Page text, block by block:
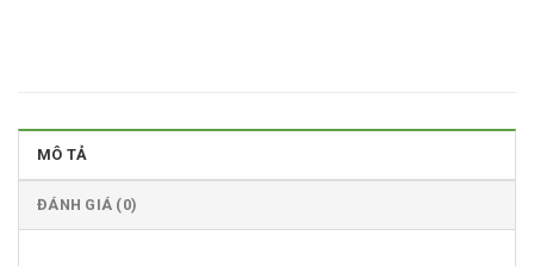
MÔ TẢ
ĐÁNH GIÁ (0)